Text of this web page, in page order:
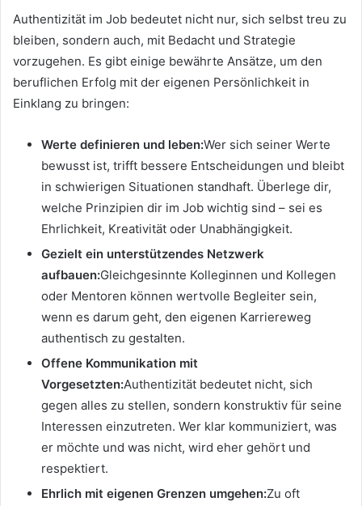
Authentizität im Job bedeutet nicht nur, sich selbst treu zu
bleiben, sondern auch, mit Bedacht und Strategie
vorzugehen. Es gibt einige bewährte Ansätze, um den
beruflichen Erfolg mit der eigenen Persönlichkeit in
Einklang zu bringen:
Werte definieren und leben:Wer sich seiner Werte
bewusst ist, trifft bessere Entscheidungen und bleibt
in schwierigen Situationen standhaft. Überlege dir,
welche Prinzipien dir im Job wichtig sind – sei es
Ehrlichkeit, Kreativität oder Unabhängigkeit.
Gezielt ein unterstützendes Netzwerk
aufbauen:Gleichgesinnte Kolleginnen und Kollegen
oder Mentoren können wertvolle Begleiter sein,
wenn es darum geht, den eigenen Karriereweg
authentisch zu gestalten.
Offene Kommunikation mit
Vorgesetzten:Authentizität bedeutet nicht, sich
gegen alles zu stellen, sondern konstruktiv für seine
Interessen einzutreten. Wer klar kommuniziert, was
er möchte und was nicht, wird eher gehört und
respektiert.
Ehrlich mit eigenen Grenzen umgehen:Zu oft